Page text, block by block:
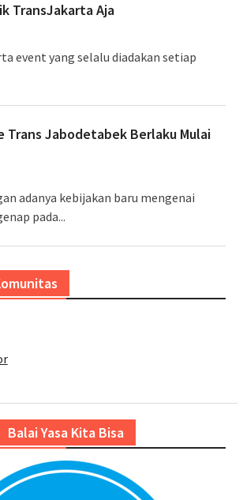
TransJakarta Aja
event yang selalu diadakan setiap
Trans Jabodetabek Berlaku Mulai
adanya kebijakan baru mengenai
pada...
Balai Yasa Kita Bisa